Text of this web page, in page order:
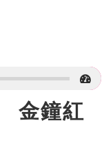
金鐘紅